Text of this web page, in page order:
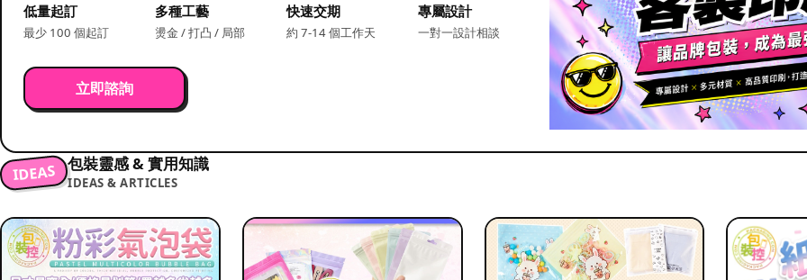
低量起訂
最少 100 個起訂
多種工藝
燙金 / 打凸 / 局部
快速交期
約 7-14 個工作天
專屬設計
一對一設計相談
立即諮詢
IDEAS 包裝靈感 & 實用知識
IDEAS & ARTICLES